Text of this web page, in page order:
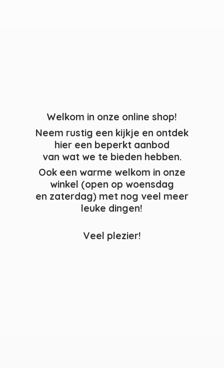
Welkom in onze online shop!
Neem rustig een kijkje en ontdek
hier een beperkt aanbod
van wat we te bieden hebben.
Ook een warme welkom in onze
winkel (open op woensdag
en zaterdag) met nog veel meer
leuke dingen!
Veel plezier!